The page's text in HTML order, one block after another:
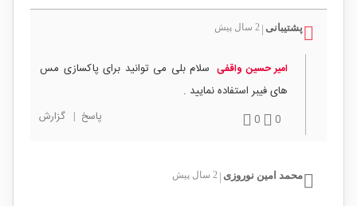
پشتیبانی | 2 سال پیش
امیر حسین واقفی سلام بلی می توانید برای پاکسازی مس
های فیبر استفاده نمایید .
0
0 پاسخ | گزارش
محمد امین نوروزی | 2 سال پیش